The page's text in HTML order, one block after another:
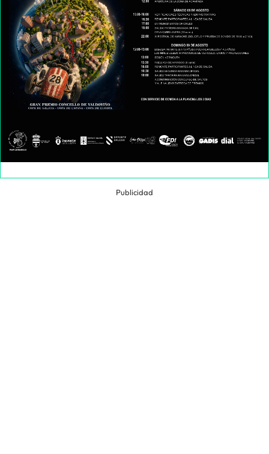
Publicidad